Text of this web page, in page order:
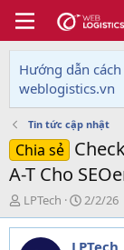
Hướng dẫn
weblogistics.vn
Tin tức cập nhật
Chia sẻ
A-T Cho
T
h
r
LPTech
N
g
à
2/2/26
LPTech